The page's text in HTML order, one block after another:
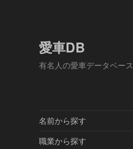
愛車DB
有名人の愛車データベース
名前から探す
職業から探す